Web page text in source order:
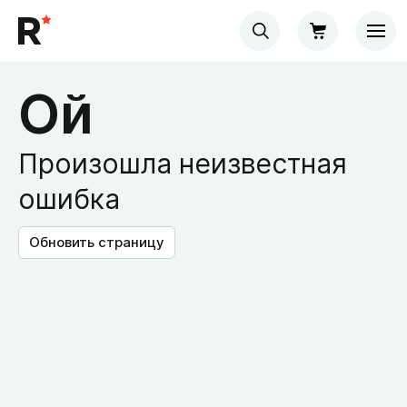
Ой
Произошла неизвестная
ошибка
Обновить страницу